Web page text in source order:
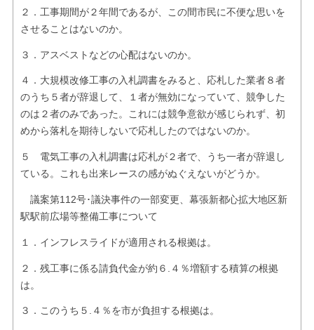
２．工事期間が２年間であるが、この間市民に不便な思いを
させることはないのか。
３．アスベストなどの心配はないのか。
４．大規模改修工事の入札調書をみると、応札した業者８者
のうち５者が辞退して、１者が無効になっていて、競争した
のは２者のみであった。これには競争意欲が感じられず、初
めから落札を期待しないで応札したのではないのか。
５ 電気工事の入札調書は応札が２者で、うち一者が辞退し
ている。これも出来レースの感がぬぐえないがどうか。
議案第112号･議決事件の一部変更、幕張新都心拡大地区新
駅駅前広場等整備工事について
１．インフレスライドが適用される根拠は。
２．残工事に係る請負代金が約６.４％増額する積算の根拠
は。
３．このうち５.４％を市が負担する根拠は。